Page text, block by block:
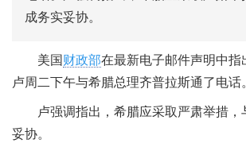
成务实妥协。
美国 财政部在最新电子邮件声明中指
卢周二下午与希腊总理齐普拉斯通了电话
卢强调指出，希腊应采取严肃举措
妥协。